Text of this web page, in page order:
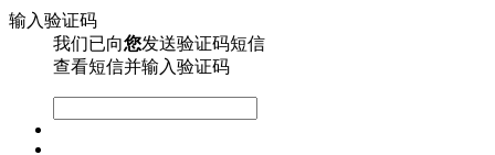
输入验证码
我们已向您发送验证码短信
查看短信并输入验证码